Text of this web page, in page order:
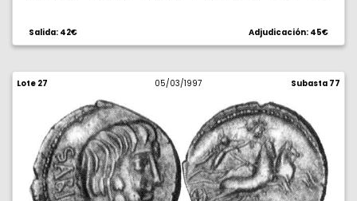
g. Escasa. MBC.
Salida: 42€ Adjudicación: 45€
Lote 27 05/03/1997 Subasta 77